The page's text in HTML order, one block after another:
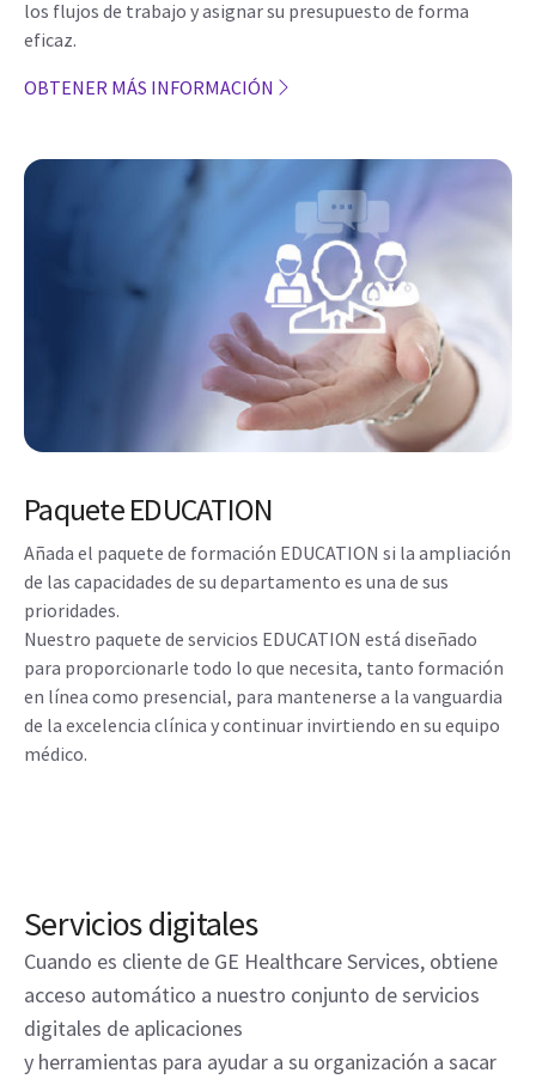
los flujos de trabajo y asignar su presupuesto de forma
eficaz.
OBTENER MÁS INFORMACIÓN
Paquete EDUCATION
Añada el paquete de formación EDUCATION si la ampliación
de las capacidades de su departamento es una de sus
prioridades.
Nuestro paquete de servicios EDUCATION está diseñado
para proporcionarle todo lo que necesita, tanto formación
en línea como presencial, para mantenerse a la vanguardia
de la excelencia clínica y continuar invirtiendo en su equipo
médico.
Servicios digitales
Cuando es cliente de GE Healthcare Services, obtiene
acceso automático a nuestro conjunto de servicios
digitales de aplicaciones
y herramientas para ayudar a su organización a sacar